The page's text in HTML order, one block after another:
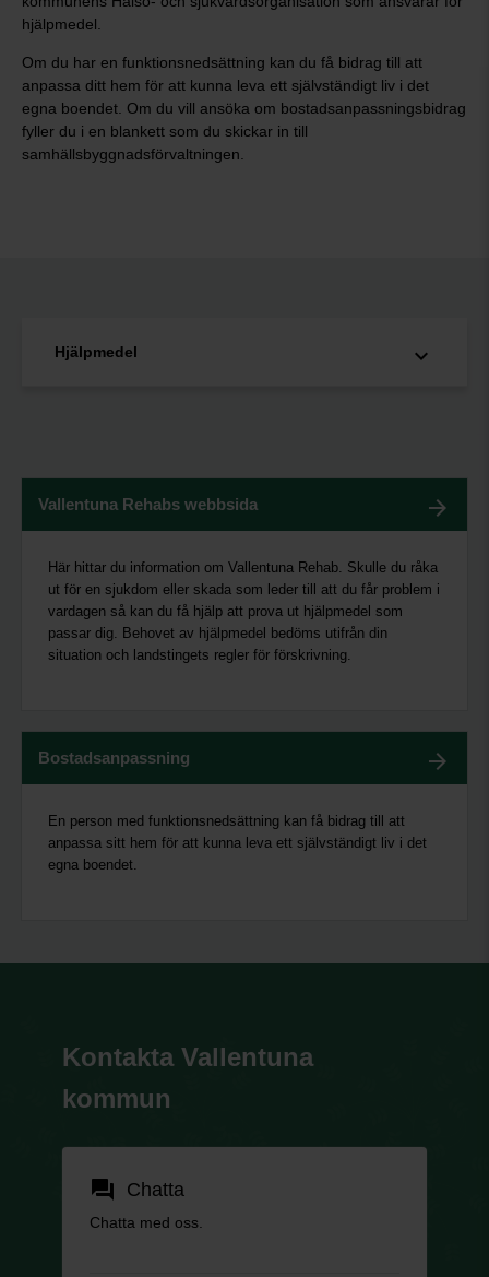
hjälpmedel.
Om du har en funktionsnedsättning kan du få bidrag till att
anpassa ditt hem för att kunna leva ett självständigt liv i det
egna boendet. Om du vill ansöka om bostadsanpassningsbidrag
fyller du i en blankett som du skickar in till
samhällsbyggnadsförvaltningen.
Hjälpmedel
Vallentuna Rehabs webbsida
Här hittar du information om Vallentuna Rehab. Skulle du råka
ut för en sjukdom eller skada som leder till att du får problem i
vardagen så kan du få hjälp att prova ut hjälpmedel som
passar dig. Behovet av hjälpmedel bedöms utifrån din
situation och landstingets regler för förskrivning.
Bostadsanpassning
En person med funktionsnedsättning kan få bidrag till att
anpassa sitt hem för att kunna leva ett självständigt liv i det
egna boendet.
Kontakta Vallentuna
kommun
forum Chatta
Chatta med oss.